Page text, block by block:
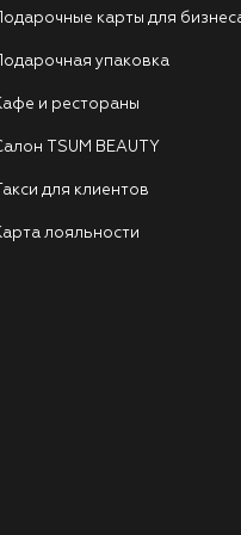
Подарочные карты для
Подарочная упаковка
и рестораны
TSUM BEAUTY
Такси для клиентов
лояльности